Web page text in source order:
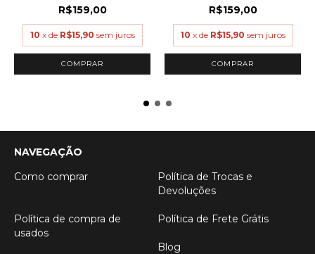
R$159,00
10 x de R$15,90 sem juros
COMPRAR
R$159,00
10 x de R$15,90 sem juros
COMPRAR
NAVEGAÇÃO
Como comprar
Política de Trocas e
Devoluções
Política de compra de
usados
Política de Frete Grátis
Blog